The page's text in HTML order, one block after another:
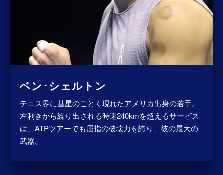
ベン･シェルトン
テニス界に彗星のごとく現れたアメリカ出身の若手。
左利きから繰り出される時速240kmを超えるサービス
は、ATPツアーでも屈指の破壊力を誇り、彼の最大の
武器。